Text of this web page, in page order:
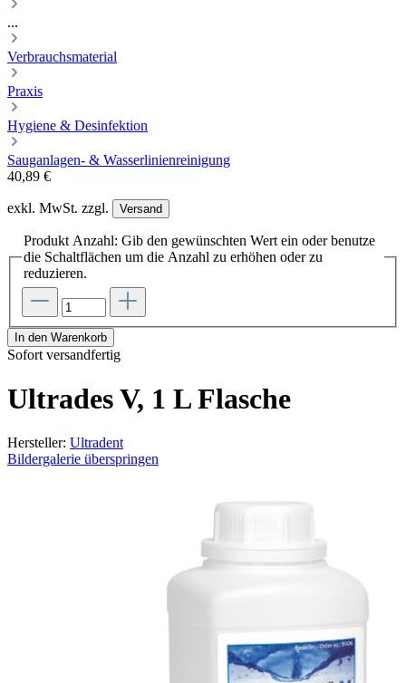
...
Verbrauchsmaterial
Praxis
Hygiene & Desinfektion
Sauganlagen- & Wasserlinienreinigung
40,89 €
exkl. MwSt. zzgl. Versand
Produkt Anzahl: Gib den gewünschten Wert ein oder benutze
die Schaltflächen um die Anzahl zu erhöhen oder zu
reduzieren.
In den Warenkorb
Sofort versandfertig
Ultrades V, 1 L Flasche
Hersteller: Ultradent
Bildergalerie überspringen